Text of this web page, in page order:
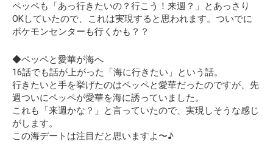
ペッペも「あっ行きたいの？行こう！来週？」とあっさり
OKしていたので、これは実現すると思われます。ついでに
ポケモンセンターも行くかも？？
◆ペッペと愛華が海へ
16話でも話が上がった「海に行きたい」という話。
行きたいと手を挙げたのはペッペと愛華だったのですが、先
週ついにペッペが愛華を海に誘っていました。
これも「来週かな？」と言っていたので、実現しそうな感じ
がします。
この海デートは注目だと思いますよ〜♪